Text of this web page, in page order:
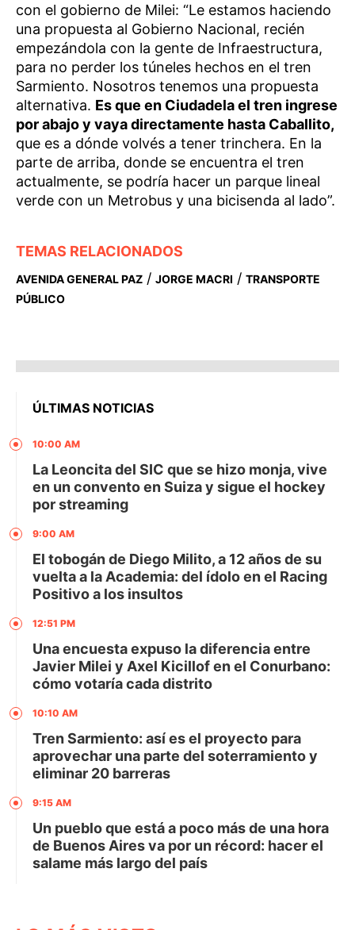
con el gobierno de Milei: “Le estamos haciendo
una propuesta al Gobierno Nacional, recién
empezándola con la gente de Infraestructura,
para no perder los túneles hechos en el tren
Sarmiento. Nosotros tenemos una propuesta
alternativa. Es que en Ciudadela el tren ingrese
por abajo y vaya directamente hasta Caballito,
que es a dónde volvés a tener trinchera. En la
parte de arriba, donde se encuentra el tren
actualmente, se podría hacer un parque lineal
verde con un Metrobus y una bicisenda al lado”.
TEMAS RELACIONADOS
AVENIDA GENERAL PAZ / JORGE MACRI / TRANSPORTE
PÚBLICO
ÚLTIMAS NOTICIAS
10:00 AM
La Leoncita del SIC que se hizo monja, vive
en un convento en Suiza y sigue el hockey
por streaming
9:00 AM
El tobogán de Diego Milito, a 12 años de su
vuelta a la Academia: del ídolo en el Racing
Positivo a los insultos
12:51 PM
Una encuesta expuso la diferencia entre
Javier Milei y Axel Kicillof en el Conurbano:
cómo votaría cada distrito
10:10 AM
Tren Sarmiento: así es el proyecto para
aprovechar una parte del soterramiento y
eliminar 20 barreras
9:15 AM
Un pueblo que está a poco más de una hora
de Buenos Aires va por un récord: hacer el
salame más largo del país